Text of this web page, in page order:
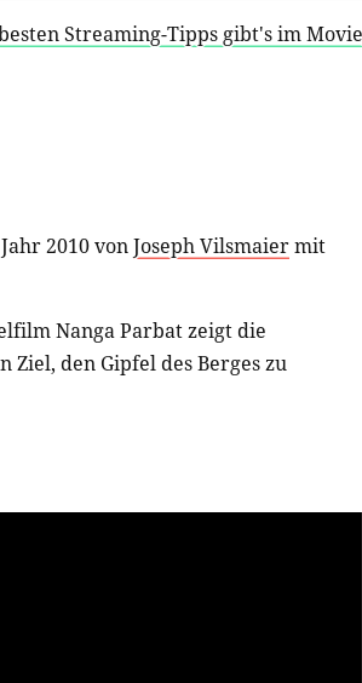
Streaming-Tipps gibt's im
2010 vonJoseph Vilsmaiermit
Nanga Parbat zeigt die
Ziel, den Gipfel des Berges zu